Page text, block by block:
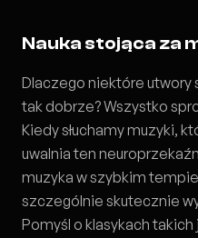
Nauka stojąca za
Dlaczego niektóre utwory
tak dobrze? Wszystko
Kiedy słuchamy muzyki,
uwalnia ten
muzyka w szybkim
szczególnie skutecznie
Pomyśl o klasykach